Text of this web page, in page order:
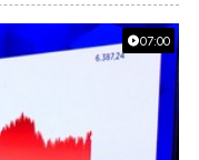
07:00